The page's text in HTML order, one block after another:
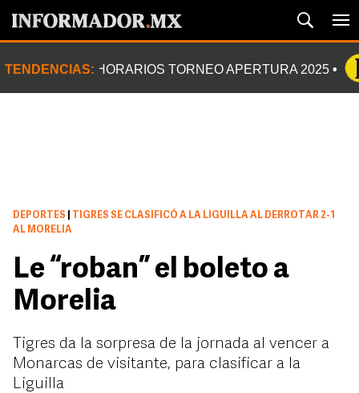
TENDENCIAS: HORARIOS TORNEO APERTURA 2025
DEPORTES
TIGRES SE CLASIFICÓ A LA LIGUILLA AL DERROTAR 2-1
AL MORELIA
Le “roban” el boleto a
Morelia
Tigres da la sorpresa de la jornada al vencer a
Monarcas de visitante, para clasificar a la
Liguilla